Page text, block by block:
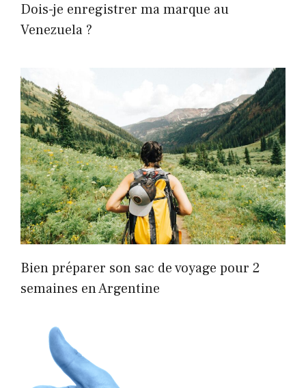
Dois-je enregistrer ma marque au
Venezuela ?
Bien préparer son sac de voyage pour 2
semaines en Argentine